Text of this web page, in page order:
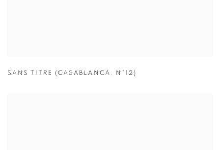
SANS TITRE (CASABLANCA , N°12)